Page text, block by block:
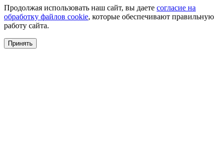
Продолжая использовать наш сайт, вы даете согласие на
обработку файлов cookie, которые обеспечивают правильную
работу сайта.
Принять